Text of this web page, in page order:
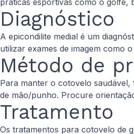
práticas esportivas como o golfe,
Diagnóstico
A epicondilite medial é um
utilizar exames de imagem como
Método de
Para manter o cotovelo
de mão/punho. Procure
Tratamento
Os tratamentos para cotovelo de